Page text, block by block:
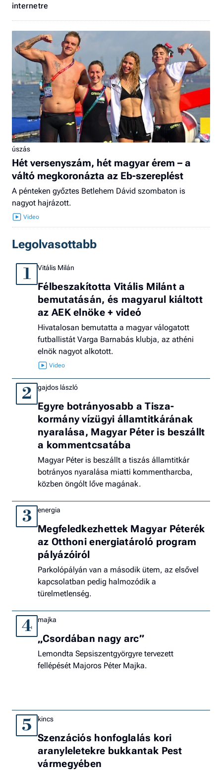
internetre
úszás
Hét versenyszám, hét magyar érem – a
váltó megkoronázta az Eb-szereplést
A pénteken győztes Betlehem Dávid szombaton is
nagyot hajrázott.
Legolvasottabb
1 Vitális Milán
Félbeszakította Vitális Milánt a
bemutatásán, és magyarul kiáltott
az AEK elnöke + videó
Hivatalosan bemutatta a magyar válogatott
futballistát Varga Barnabás klubja, az athéni
elnök nagyot alkotott.
2 gajdos lászló
Egyre botrányosabb a Tisza-
kormány vízügyi államtitkárának
nyaralása, Magyar Péter is beszállt
a kommentcsatába
Magyar Péter is beszállt a tiszás államtitkár
botrányos nyaralása miatti kommentharcba,
közben öngólt lőve magának.
3 energia
Megfeledkezhettek Magyar Péterék
az Otthoni energiatároló program
pályázóiról
Parkolópályán van a második ütem, az elsővel
kapcsolatban pedig halmozódik a
türelmetlenség.
4 majka
„Csordában nagy arc”
Lemondta Sepsiszentgyörgyre tervezett
fellépését Majoros Péter Majka.
5 kincs
Szenzációs honfoglalás kori
aranyleletekre bukkantak Pest
vármegyében